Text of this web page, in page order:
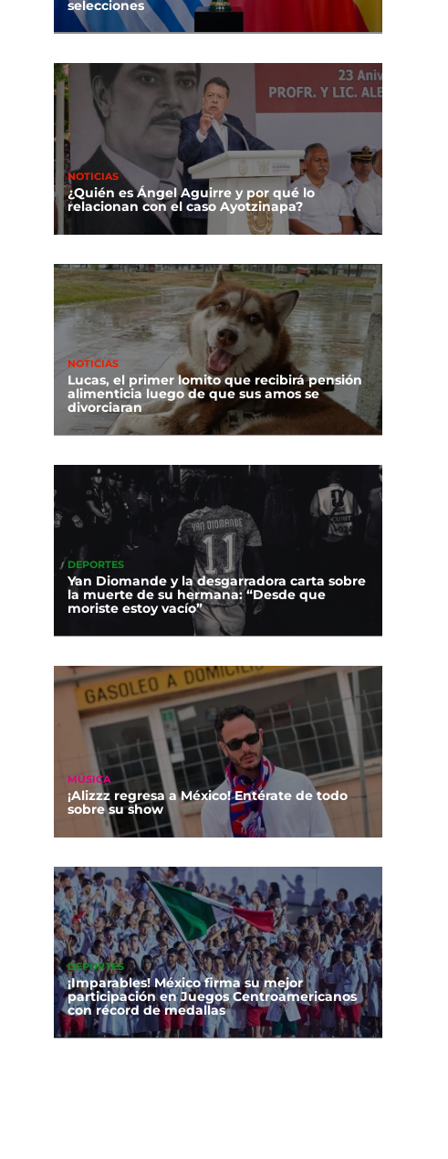
selecciones
NOTICIAS
¿Quién es Ángel Aguirre y por qué lo
relacionan con el caso Ayotzinapa?
NOTICIAS
Lucas, el primer lomito que recibirá pensión
alimenticia luego de que sus amos se
divorciaran
DEPORTES
Yan Diomande y la desgarradora carta sobre
la muerte de su hermana: “Desde que
moriste estoy vacío”
MÚSICA
¡Alizzz regresa a México! Entérate de todo
sobre su show
DEPORTES
¡Imparables! México firma su mejor
participación en Juegos Centroamericanos
con récord de medallas